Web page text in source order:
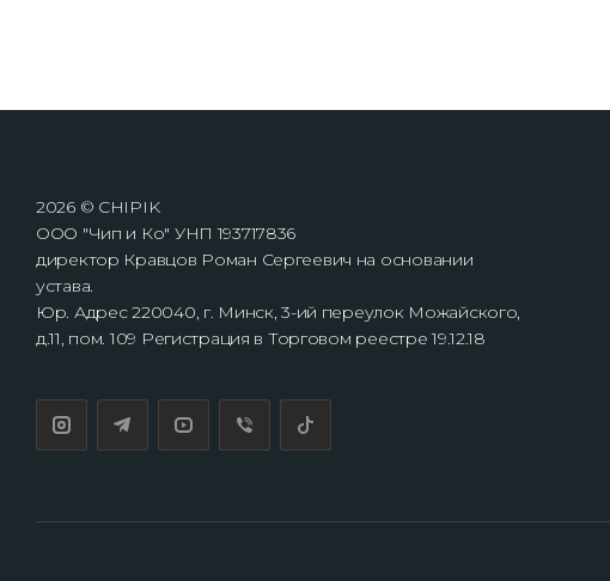
2026 © CHIPIK
ООО "Чип и Ко" УНП 193717836
директор Кравцов Роман Сергеевич на основании
устава.
Юр. Адрес 220040, г. Минск, 3-ий переулок Можайского,
д.11, пом. 109 Регистрация в Торговом реестре 19.12.18